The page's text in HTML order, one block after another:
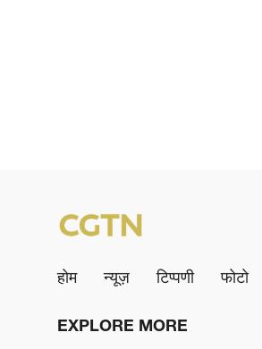
होम न्यूज़ टिप्पणी फोटो
EXPLORE MORE